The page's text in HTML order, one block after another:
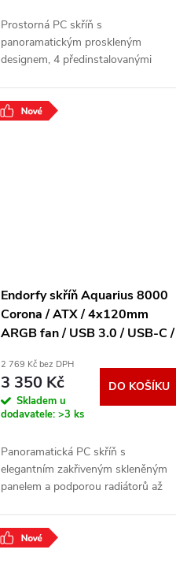
Prostorná PC skříň s
panoramatickým proskleným
designem, 4 předinstalovanými
základní deskou, podpora
Endorfy skříň Aquarius 8000
Corona / ATX / 4x120mm
ARGB fan / USB 3.0 / USB-C /
/ černá EY2A021
2 769 Kč bez DPH
3 350 Kč
Skladem u
dodavatele:>3 ks
DO KOŠÍKU
Panoramatická PC skříň s
elegantním zakřiveným skleněným
panelem a podporou radiátorů až
včetně 4×